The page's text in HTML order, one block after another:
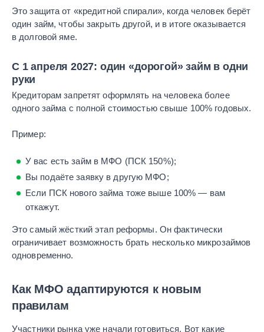
Это защита от «кредитной спирали», когда человек берёт
один займ, чтобы закрыть другой, и в итоге оказывается
в долговой яме.
С 1 апреля 2027: один «дорогой» займ в одни
руки
Кредиторам запретят оформлять на человека более
одного займа с полной стоимостью свыше 100% годовых.
Пример:
У вас есть займ в МФО (ПСК 150%);
Вы подаёте заявку в другую МФО;
Если ПСК нового займа тоже выше 100% — вам
откажут.
Это самый жёсткий этап реформы. Он фактически
ограничивает возможность брать несколько микрозаймов
одновременно.
Как МФО адаптируются к новым
правилам
Участники рынка уже начали готовиться. Вот какие